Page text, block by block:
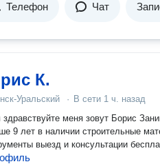
Телефон Чат
К.
Уральский · В сети 1 ч. назад
здравствуйте меня зовут Борис
9 лет в наличии строительные
инструменты выезд и консультации